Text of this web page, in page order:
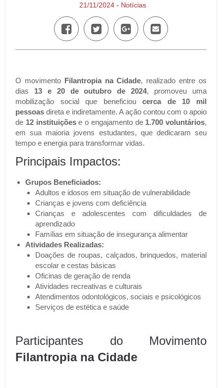
21/11/2024- Notícias
O movimento Filantropia na Cidade, realizado entre os
dias 13 e 20 de outubro de 2024, promoveu uma
mobilização social que beneficioucerca de 10 mil
pessoas direta e indiretamente. A ação contou com o apoio
de 12 instituiçõese o engajamento de 1.700 voluntários,
em sua maioria jovens estudantes, que dedicaram seu
tempo e energia para transformar vidas.
Principais Impactos:
Grupos Beneficiados:
Adultos e idosos em situação de vulnerabilidade
Crianças e jovens com deficiência
Crianças e adolescentes com dificuldades de
aprendizado
Famílias em situação de insegurança alimentar
Atividades Realizadas:
Doações de roupas, calçados, brinquedos, material
escolar e cestas básicas
Oficinas de geração de renda
Atividades recreativas e culturais
Atendimentos odontológicos, sociais e psicológicos
Serviços de estética e saúde
Participantes do Movimento
Filantropia na Cidade